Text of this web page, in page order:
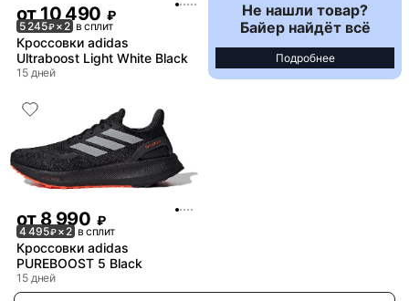
от 10 490 ₽
5 245₽× 2 в сплит
Кроссовки adidas
Ultraboost Light White Black
15 дней
Не нашли товар?
Байер найдёт всё
Подробнее
от8 990 ₽
4 495₽× 2 в сплит
Кроссовки adidas
PUREBOOST 5 Black
15 дней